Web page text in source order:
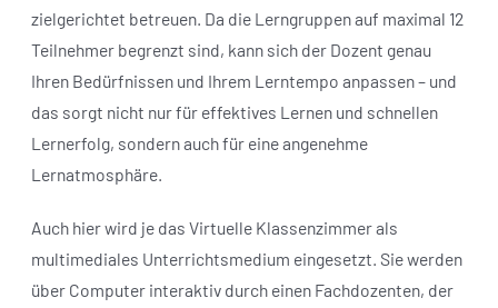
zielgerichtet betreuen. Da die Lerngruppen auf maximal 12
Teilnehmer begrenzt sind, kann sich der Dozent genau
Ihren Bedürfnissen und Ihrem Lerntempo anpassen – und
das sorgt nicht nur für effektives Lernen und schnellen
Lernerfolg, sondern auch für eine angenehme
Lernatmosphäre.
Auch hier wird je das Virtuelle Klassenzimmer als
multimediales Unterrichtsmedium eingesetzt. Sie werden
über Computer interaktiv durch einen Fachdozenten, der